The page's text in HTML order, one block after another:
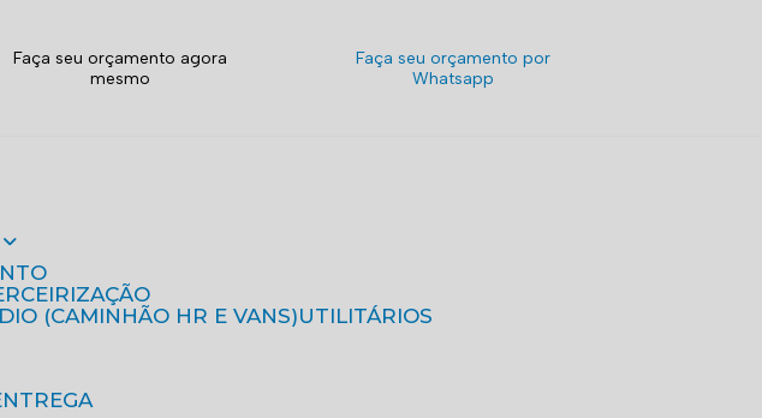
Faça seu orçamento agora
mesmo
Faça seu orçamento por
Whatsapp
(CAMINHÃO HR E VANS)
UTILITÁRIOS